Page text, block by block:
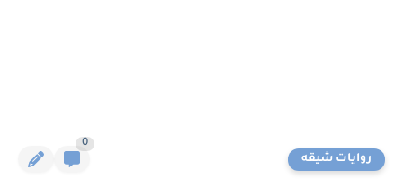
روايات شيقه
0